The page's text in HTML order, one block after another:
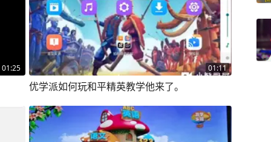
01:25 01:11
优学派如何玩和平精英教学他来了。